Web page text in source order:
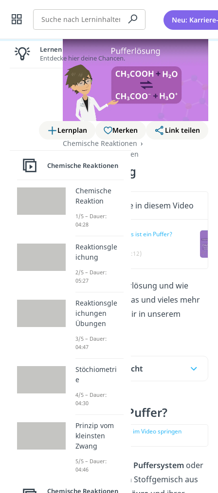
Suche Neu:
Lernplan Merken
Link teilen
Chemische Reaktionen
Säure-Base-Reaktionen
Pufferlösung
Wichtige Inhalte in diesem Video
Was ist ein Puffer?
(00:12)
Was ist eine Pufferlösung und wie
funktioniert sie? Das und vieles mehr
beantworten wir dir in unserem
Beitrag!
Inhaltsübersicht
Was ist ein Puffer?
zur Stelle im Video springen
EinePufferlösung Puffersystem oder
, ist ein Stoffgemisch aus
Lernen lohnt sich!
Entdecke hier deine Chancen.
Chemische Reaktionen
Chemische
Reaktion
1/5 – Dauer:
04:28
Reaktionsgle
ichung
2/5 – Dauer:
05:27
Reaktionsgle
ichungen
Übungen
3/5 – Dauer:
04:47
Stöchiometri
e
4/5 – Dauer:
04:30
Prinzip vom
kleinsten
Zwang
5/5 – Dauer:
04:46
Chemische Reaktionen